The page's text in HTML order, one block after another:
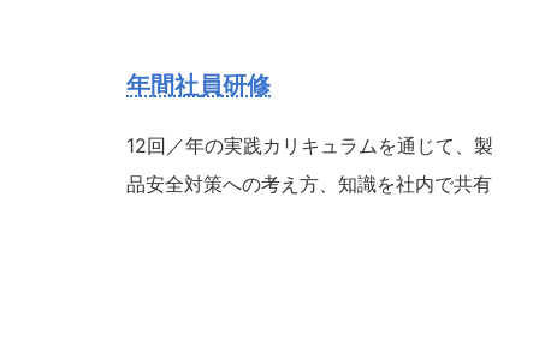
年間社員研修
12回／年の実践カリキュラムを通じて、製
品安全対策への考え方、知識を社内で共有